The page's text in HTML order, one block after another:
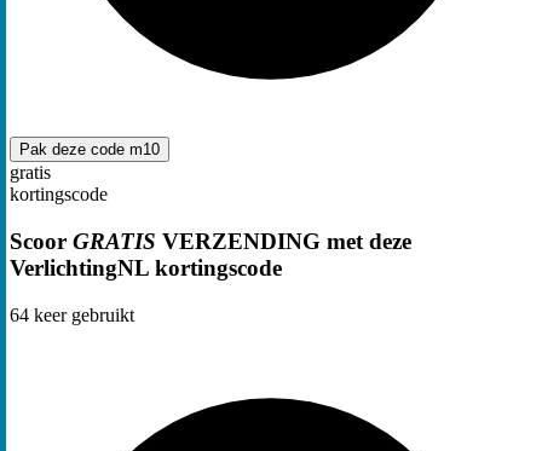
Pak deze code m10
gratis
kortingscode
Scoor GRATIS VERZENDING met deze
VerlichtingNL kortingscode
64 keer gebruikt